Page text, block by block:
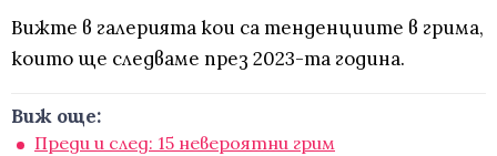
Вижте в галерията кои са тенденциите в грима,
които ще следваме през 2023-та година.
Виж още:
Преди и след: 15 невероятни грим